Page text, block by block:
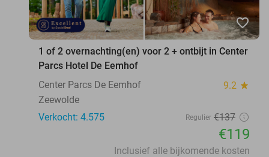
favorite_border
1 of 2 overnachting(en) voor 2 + ontbijt in Center
Parcs Hotel De Eemhof
Center Parcs De Eemhof
9.2 star
Zeewolde
Verkocht: 4.575
Regulier €137
€119
Inclusief alle bijkomende kosten